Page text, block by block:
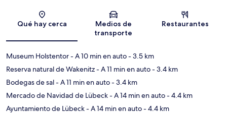
Sección del mapa
Qué hay cerca
Medios de
transporte
Restaurantes
Museum Holstentor- A 10 min en auto- 3.5 km
Reserva natural de Wakenitz- A 11 min en auto- 3.4 km
Bodegas de sal- A 11 min en auto- 3.4 km
Mercado de Navidad de Lübeck- A 14 min en auto- 4.4 km
Ayuntamiento de Lübeck- A 14 min en auto- 4.4 km